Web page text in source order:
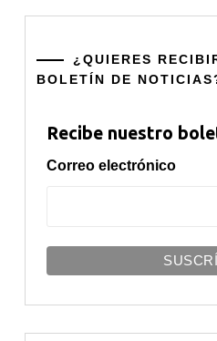
¿QUIERES
BOLETÍN DE
Recibe nuestro
Correo electrónico